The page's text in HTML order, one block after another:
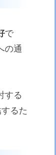
で
の通
する
るた